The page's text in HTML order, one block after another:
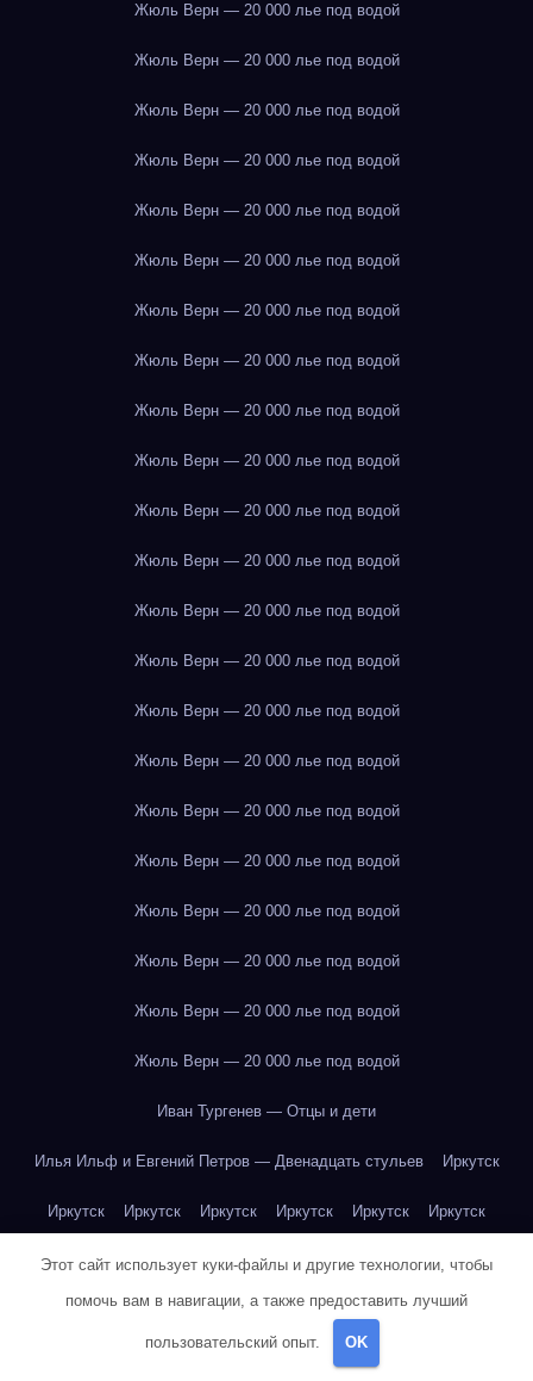
Жюль Верн — 20 000 лье под водой
Жюль Верн — 20 000 лье под водой
Жюль Верн — 20 000 лье под водой
Жюль Верн — 20 000 лье под водой
Жюль Верн — 20 000 лье под водой
Жюль Верн — 20 000 лье под водой
Жюль Верн — 20 000 лье под водой
Жюль Верн — 20 000 лье под водой
Жюль Верн — 20 000 лье под водой
Жюль Верн — 20 000 лье под водой
Жюль Верн — 20 000 лье под водой
Жюль Верн — 20 000 лье под водой
Жюль Верн — 20 000 лье под водой
Жюль Верн — 20 000 лье под водой
Жюль Верн — 20 000 лье под водой
Жюль Верн — 20 000 лье под водой
Жюль Верн — 20 000 лье под водой
Жюль Верн — 20 000 лье под водой
Жюль Верн — 20 000 лье под водой
Жюль Верн — 20 000 лье под водой
Жюль Верн — 20 000 лье под водой
Жюль Верн — 20 000 лье под водой
Иван Тургенев — Отцы и дети
Илья Ильф и Евгений Петров — Двенадцать стульев Иркутск
Иркутск Иркутск Иркутск Иркутск Иркутск Иркутск
Иркутск Иркутск Иркутск Иркутск Иркутск Иркутск
Иркутск Иркутск Иркутск Иркутск Иркутск Иркутск
Иркутск Йогурт
Этот сайт использует куки-файлы и другие технологии, чтобы
помочь вам в навигации, а также предоставить лучший
пользовательский опыт. OK